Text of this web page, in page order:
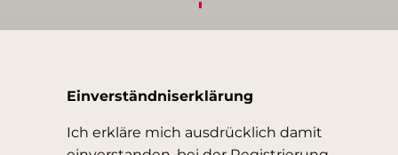
Einverständniserklärung
Ich erkläre mich ausdrücklich damit